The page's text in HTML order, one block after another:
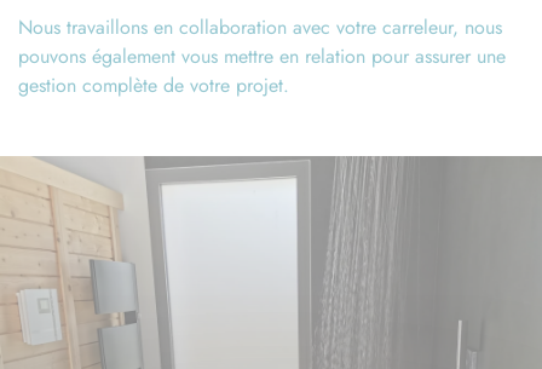
Nous travaillons en collaboration avec votre carreleur, nous
pouvons également vous mettre en relation pour assurer une
gestion complète de votre projet.